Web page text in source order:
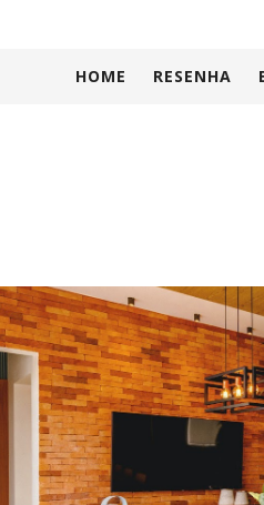
HOME RESENHA